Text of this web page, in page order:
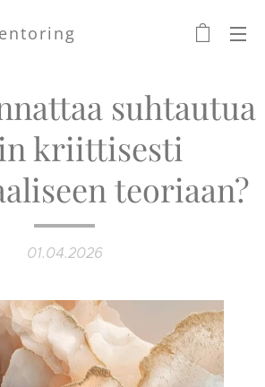
suhtautua
kriittisesti
teoriaan?
01.04.2026